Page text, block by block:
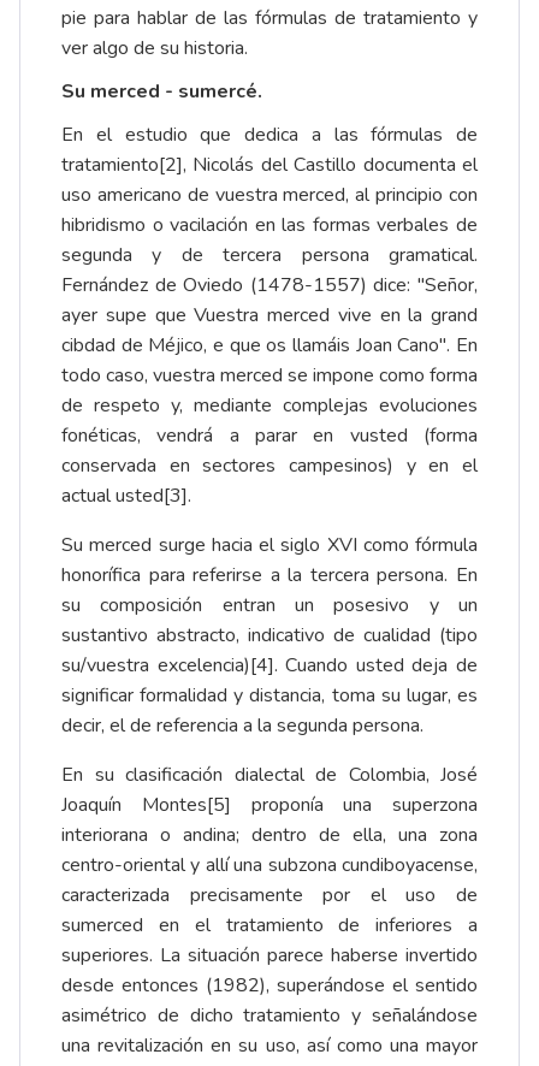
pie para hablar de las fórmulas de tratamiento y
ver algo de su historia.
Su merced - sumercé.
En el estudio que dedica a las fórmulas de
tratamiento[2], Nicolás del Castillo documenta el
uso americano de vuestra merced, al principio con
hibridismo o vacilación en las formas verbales de
segunda y de tercera persona gramatical.
Fernández de Oviedo (1478-1557) dice: "Señor,
ayer supe que Vuestra merced vive en la grand
cibdad de Méjico, e que os llamáis Joan Cano". En
todo caso, vuestra merced se impone como forma
de respeto y, mediante complejas evoluciones
fonéticas, vendrá a parar en vusted (forma
conservada en sectores campesinos) y en el
actual usted[3].
Su merced surge hacia el siglo XVI como fórmula
honorífica para referirse a la tercera persona. En
su composición entran un posesivo y un
sustantivo abstracto, indicativo de cualidad (tipo
su/vuestra excelencia)[4]. Cuando usted deja de
significar formalidad y distancia, toma su lugar, es
decir, el de referencia a la segunda persona.
En su clasificación dialectal de Colombia, José
Joaquín Montes[5] proponía una superzona
interiorana o andina; dentro de ella, una zona
centro-oriental y allí una subzona cundiboyacense,
caracterizada precisamente por el uso de
sumerced en el tratamiento de inferiores a
superiores. La situación parece haberse invertido
desde entonces (1982), superándose el sentido
asimétrico de dicho tratamiento y señalándose
una revitalización en su uso, así como una mayor